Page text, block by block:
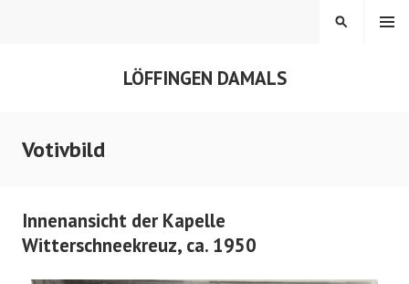
LÖFFINGEN DAMALS
MENÜ
SUCHEN
Votivbild
Innenansicht der Kapelle
Witterschneekreuz, ca. 1950